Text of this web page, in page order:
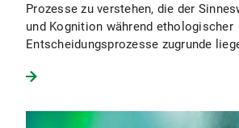
Prozesse zu verstehen, die der
und Kognition während ethologischer
Entscheidungsprozesse zugrunde